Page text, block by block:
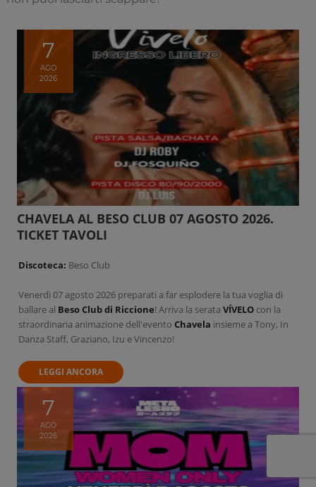
7
AGO
2026
CHAVELA AL BESO CLUB 07 AGOSTO 2026.
TICKET TAVOLI
Discoteca: Beso Club
Venerdì 07 agosto 2026 preparati a far esplodere la tua voglia di
ballare al Beso Club di Riccione! Arriva la serata VÍVELOcon la
straordinaria animazione dell'evento Chavela insieme a Tony, In
Danza Staff, Graziano, Izu e Vincenzo!
LEGGI ANCORA
7
AGO
2026